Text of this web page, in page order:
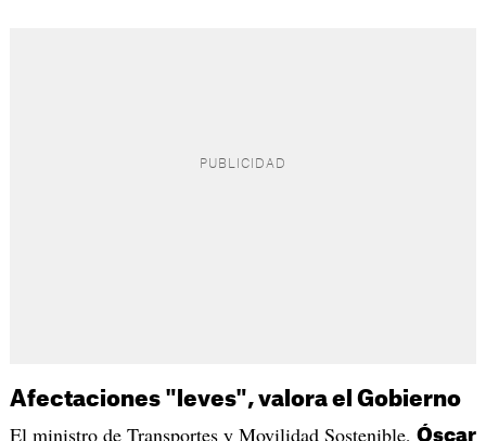
Afectaciones "leves", valora el Gobierno
El ministro de Transportes y Movilidad Sostenible, Óscar